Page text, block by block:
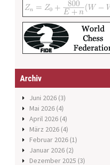
Archiv
Juni 2026 (3)
Mai 2026 (4)
April 2026 (4)
März 2026 (4)
Februar 2026 (1)
Januar 2026 (2)
Dezember 2025 (3)